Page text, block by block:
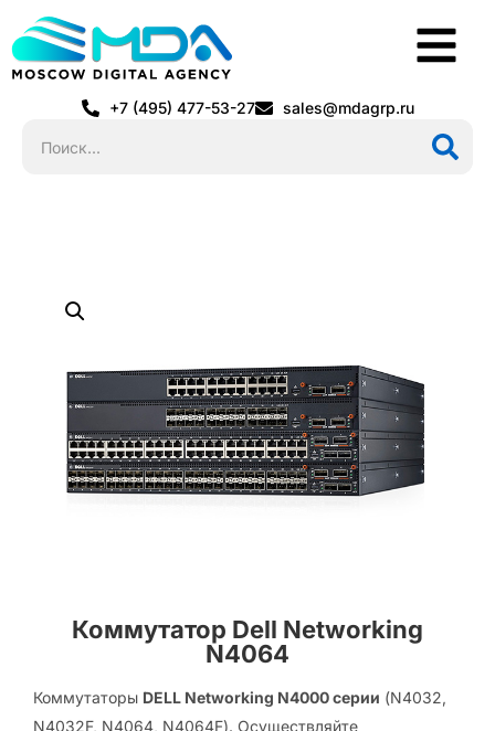
+7 (495) 477-53-27 sales@mdagrp.ru
Коммутатор Dell Networking
N4064
Коммутаторы DELL Networking N4000 серии (N4032,
N4032F, N4064, N4064F). Осуществляйте